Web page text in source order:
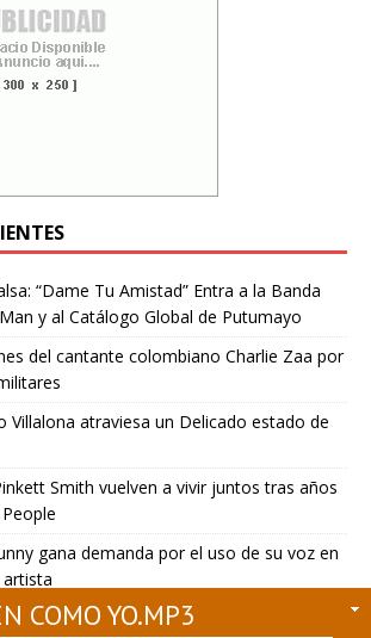
“Dame Tu Amistad” Entra a la Banda
y al Catálogo Global de Putumayo
del cantante colombiano Charlie Zaa por
Villalona atraviesa un Delicado estado de
Smith vuelven a vivir juntos tras años
gana demanda por el uso de su voz en
COMO YO.MP3